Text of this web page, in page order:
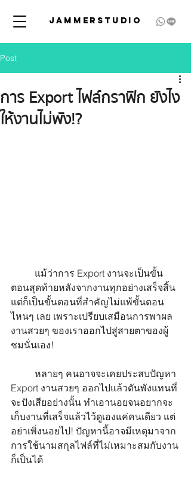
JAMMERSTUDIO
Post
การ Export ไฟล์กราฟิก ยังไง
ให้งานไม่พัง!?
ตอนสุดท้ายหลังจากงานทุกอย่างเสร็จสิ้น
แต่ก็เป็นขั้นตอนที่สำคัญไม่แพ้ขั้นตอน
ไหนๆ เลย เพราะเปรียบเสมือนการพาผล
งานสวยๆ ของเราออกไปสู่สายตาของผู้
ชมนั่นเอง!
Export งานสวยๆ ออกไปแล้วดันพังแทนที่
จะปังเสียอย่างนั้น ทำเอานอยจนอยากจะ
เก็บงานที่เสร็จแล้วไว้ดูเองแค่คนเดียว แต่
อย่าเพิ่งนอยไป! ปัญหานี้อาจมีเหตุมาจาก
การใช้นามสกุลไฟล์ที่ไม่เหมาะสมกับงาน
ก็เป็นได้